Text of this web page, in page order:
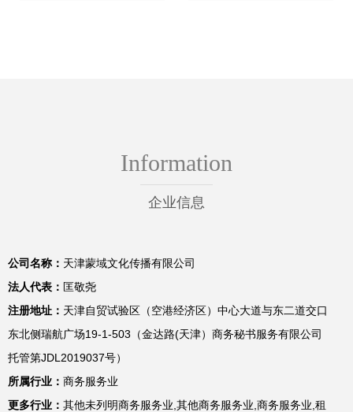
Information
企业信息
公司名称： 天津蒙域文化传播有限公司
法人代表： 匡敬尧
注册地址： 天津自贸试验区（空港经济区）中心大道与东二道交口
东北侧瑞航广场19-1-503（金达路(天津）商务秘书服务有限公司
托管第JDL2019037号）
所属行业： 商务服务业
更多行业： 其他未列明商务服务业,其他商务服务业,商务服务业,租